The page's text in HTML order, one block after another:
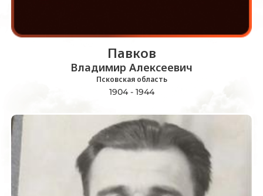
Павков
Владимир Алексеевич
Псковская область
1904 - 1944